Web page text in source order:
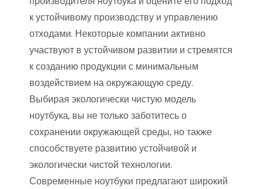
к устойчивому производству и управлению
отходами. Некоторые компании активно
участвуют в устойчивом развитии и стремятся
к созданию продукции с минимальным
воздействием на окружающую среду.
Выбирая экологически чистую модель
ноутбука, вы не только заботитесь о
сохранении окружающей среды, но также
способствуете развитию устойчивой и
экологически чистой технологии.
Современные ноутбуки предлагают широкий